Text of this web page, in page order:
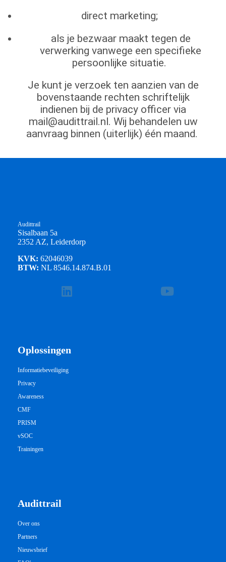
direct marketing;
als je bezwaar maakt tegen de
verwerking vanwege een specifieke
persoonlijke situatie.
Je kunt je verzoek ten aanzien van de
bovenstaande rechten schriftelijk
indienen bij de privacy officer via
mail@audittrail.nl. Wij behandelen uw
aanvraag binnen (uiterlijk) één maand.
Audittrail
Sisalbaan 5a
2352 AZ, Leiderdorp
KVK: 62046039
BTW: NL 8546.14.874.B.01
Oplossingen
Informatiebeveiliging
Privacy
Awareness
CMF
PRISM
vSOC
Trainingen
Audittrail
Over ons
Partners
Nieuwsbrief